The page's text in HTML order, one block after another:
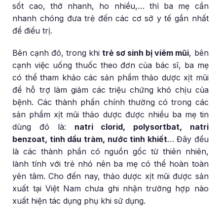
sốt cao, thở nhanh, ho nhiều,… thì ba mẹ cần
nhanh chóng đưa trẻ đến các cơ sở y tế gần nhất
để điều trị.
Bên cạnh đó, trong khi trẻ sơ sinh bị viêm mũi, bên
cạnh việc uống thuốc theo đơn của bác sĩ, ba mẹ
có thể tham khảo các sản phẩm thảo dược xịt mũi
để hỗ trợ làm giảm các triệu chứng khó chịu của
bệnh. Các thành phần chính thường có trong các
sản phẩm xịt mũi thảo dược được nhiều ba mẹ tin
dùng đó là: natri clorid, polysortbat, natri
benzoat, tinh dầu tràm, nước tinh khiết… Đây đều
là các thành phần có nguồn gốc từ thiên nhiên,
lành tính với trẻ nhỏ nên ba mẹ có thể hoàn toàn
yên tâm. Cho đến nay, thảo dược xịt mũi được sản
xuất tại Việt Nam chưa ghi nhận trường hợp nào
xuất hiện tác dụng phụ khi sử dụng.